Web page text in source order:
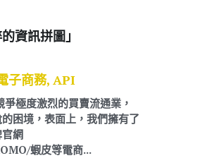
資訊拼圖」
子商務, API
極度激烈的買賣流通業，
困境，表面上，我們擁有了
網
蝦皮等電商...